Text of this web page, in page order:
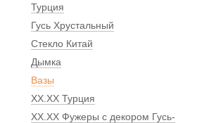
Турция
Гусь Хрустальный
Стекло Китай
Дымка
Вазы
ХХ.ХХ Турция
ХХ.ХХ Фужеры с декором Гусь-